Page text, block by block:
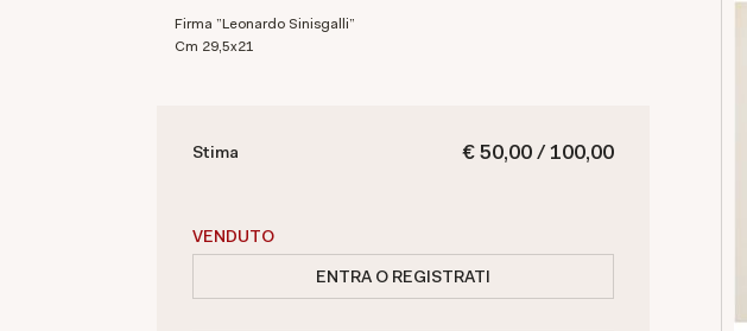
Firma "Leonardo Sinisgalli"
cm 29,5x21
€ 50,00 / 100,00
Stima
VENDUTO
ENTRA O REGISTRATI